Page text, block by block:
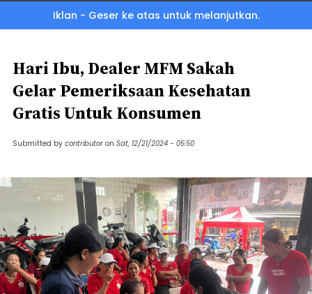
Iklan - Geser ke atas untuk melanjutkan.
Hari Ibu, Dealer MFM Sakah
Gelar Pemeriksaan Kesehatan
Gratis Untuk Konsumen
Submitted by contributor on Sat, 12/21/2024 - 05:50